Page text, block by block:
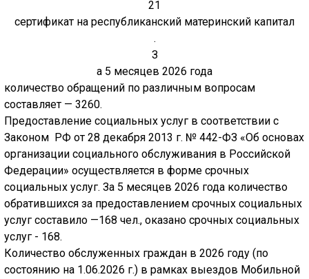
21
сертификат на республиканский материнский капитал
.
З
а 5 месяцев 2026 года
количество обращений по различным вопросам
составляет — 3260.
Предоставление социальных услуг в соответствии с
Законом РФ от 28 декабря 2013 г. № 442-ФЗ «Об основах
организации социального обслуживания в Российской
Федерации» осуществляется в форме срочных
социальных услуг. За 5 месяцев 2026 года количество
обратившихся за предоставлением срочных социальных
услуг составило —168 чел., оказано срочных социальных
услуг - 168.
Количество обслуженных граждан в 2026 году (по
состоянию на 1.06.2026 г.) в рамках выездов Мобильной